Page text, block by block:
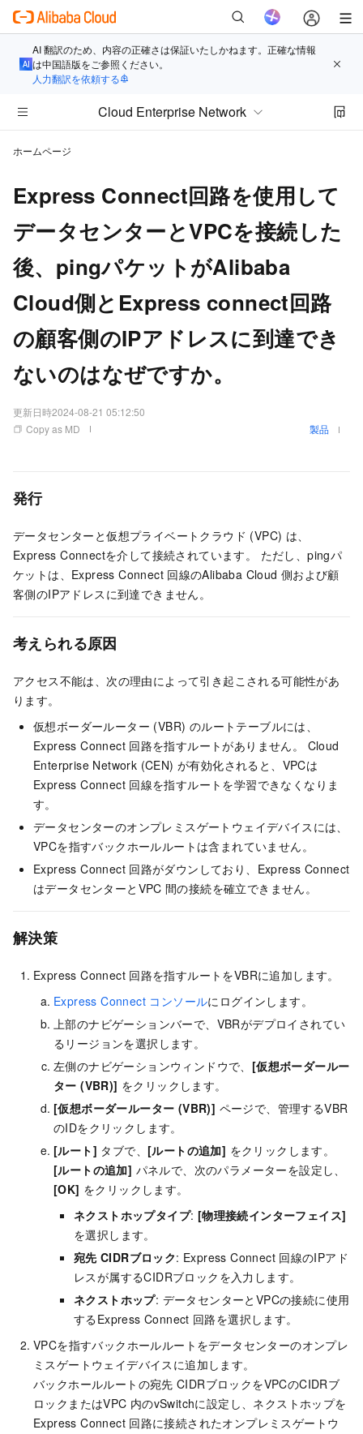
AI 翻訳のため、内容の正確さは保証いたしかねます。正確な情報
は中国語版をご参照ください。
人力翻訳を依頼する
Cloud Enterprise Network
ホームページ
Express Connect回路を使用して
データセンターとVPCを接続した
後、pingパケットがAlibaba
Cloud側とExpress connect回路
の顧客側のIPアドレスに到達でき
ないのはなぜですか。
更新日時2024-08-21 05:12:50
Copy as MD
製品
発行
データセンターと仮想プライベートクラウド (VPC) は、
Express Connectを介して接続されています。 ただし、pingパ
ケットは、Express Connect 回線のAlibaba Cloud 側および顧
客側のIPアドレスに到達できません。
考えられる原因
アクセス不能は、次の理由によって引き起こされる可能性があ
ります。
仮想ボーダールーター (VBR) のルートテーブルには、
Express Connect 回路を指すルートがありません。 Cloud
Enterprise Network (CEN) が有効化されると、VPCは
Express Connect 回線を指すルートを学習できなくなりま
す。
データセンターのオンプレミスゲートウェイデバイスには、
VPCを指すバックホールルートは含まれていません。
Express Connect 回路がダウンしており、Express Connect
はデータセンターとVPC 間の接続を確立できません。
解決策
Express Connect 回路を指すルートをVBRに追加します。
Express Connect コンソールにログインします。
上部のナビゲーションバーで、VBRがデプロイされてい
るリージョンを選択します。
左側のナビゲーションウィンドウで、 [仮想ボーダールー
ター (VBR)] をクリックします。
[仮想ボーダールーター (VBR)] ページで、管理するVBR
のIDをクリックします。
[ルート] タブで、 [ルートの追加] をクリックします。
[ルートの追加] パネルで、次のパラメーターを設定し、
[OK] をクリックします。
ネクストホップタイプ: [物理接続インターフェイス]
を選択します。
宛先 CIDRブロック: Express Connect 回線のIPアド
レスが属するCIDRブロックを入力します。
ネクストホップ: データセンターとVPCの接続に使用
するExpress Connect 回路を選択します。
VPCを指すバックホールルートをデータセンターのオンプレ
ミスゲートウェイデバイスに追加します。
バックホールルートの宛先 CIDRブロックをVPCのCIDRブ
ロックまたはVPC 内のvSwitchに設定し、ネクストホップを
Express Connect 回路に接続されたオンプレミスゲートウ